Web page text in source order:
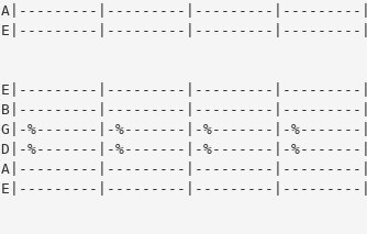
A|---------|---------|---------
E|---------|---------|---------
E|---------|---------|---------
B|---------|---------|---------
G|-%-------|-%-------|-%-------|-
D|-%-------|-%-------|-%-------|-
A|---------|---------|---------
E|---------|---------|---------